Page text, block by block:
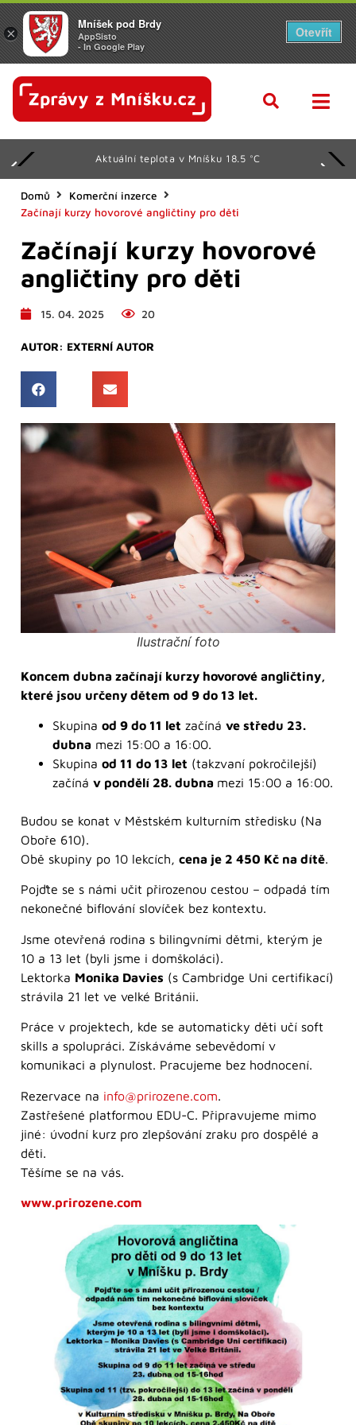
Aktuální teplota v Mníšku 18.5 °C
Domů
Komerční inzerce
Začínají kurzy hovorové angličtiny pro děti
Začínají kurzy hovorové
angličtiny pro děti
15. 04. 2025 20
AUTOR: EXTERNÍ AUTOR
Ilustrační foto
Koncem dubna začínají kurzy hovorové angličtiny,
které jsou určeny dětem od 9 do 13 let.
Skupina od 9 do 11 let začíná ve středu 23.
dubna mezi 15:00 a 16:00.
Skupina od 11 do 13 let (takzvaní pokročilejší)
začíná v pondělí 28. dubna mezi 15:00 a 16:00.
Budou se konat v Městském kulturním středisku (Na
Oboře 610).
Obě skupiny po 10 lekcích, cena je 2 450 Kč na dítě.
Pojďte se s námi učit přirozenou cestou – odpadá tím
nekonečné biflování slovíček bez kontextu.
Jsme otevřená rodina s bilingvními dětmi, kterým je
10 a 13 let (byli jsme i domškoláci).
Lektorka Monika Davies (s Cambridge Uni certifikací)
strávila 21 let ve velké Británii.
Práce v projektech, kde se automaticky děti učí soft
skills a spolupráci. Získáváme sebevědomí v
komunikaci a plynulost. Pracujeme bez hodnocení.
Rezervace na info@prirozene.com.
Zastřešené platformou EDU-C. Připravujeme mimo
jiné: úvodní kurz pro zlepšování zraku pro dospělé a
děti.
Těšíme se na vás.
www.prirozene.com
×
Mníšek pod Brdy
AppSisto
- In Google Play
Otevřít